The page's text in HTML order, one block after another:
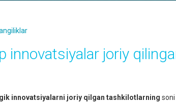
innovatsiyalar joriy
innovatsiyalarni joriy qilgan tashkilotlarning